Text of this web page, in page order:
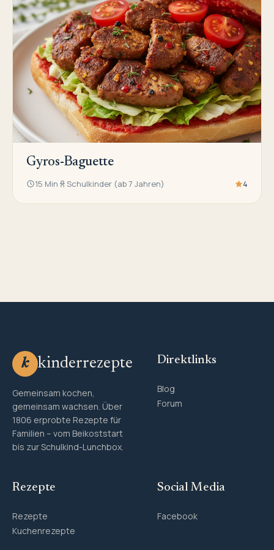
Gyros-Baguette
15 Min Schulkinder (ab 7 Jahren) 4
k kinderrezepte
Gemeinsam kochen,
gemeinsam wachsen. Über
1806 erprobte Rezepte für
Familien – vom Beikoststart
bis zur Schulkind-Lunchbox.
Direktlinks
Blog
Forum
Rezepte
Rezepte
Kuchenrezepte
Social Media
Facebook